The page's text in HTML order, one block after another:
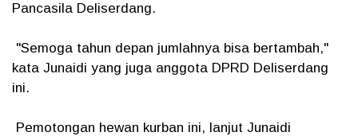
Pancasila Deliserdang.
"Semoga tahun depan jumlahnya bisa bertambah,"
kata Junaidi yang juga anggota DPRD Deliserdang
ini.
Pemotongan hewan kurban ini, lanjut Junaidi